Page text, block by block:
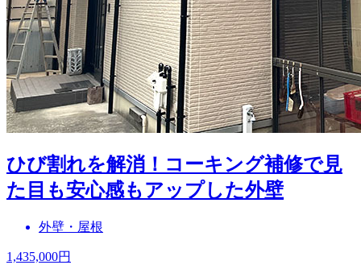
ひび割れを解消！コーキング補修で見
た目も安心感もアップした外壁
外壁・屋根
1,435,000円